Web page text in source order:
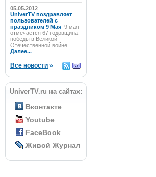
05.05.2012
UniverTV поздравляет
пользователей с
праздником 9 Мая 9 мая
отмечается 67 годовщина
победы в Великой
Отечественной войне.
Далее...
Все новости »
UniverTV.ru на сайтах:
Вконтакте
Youtube
FaceBook
Живой Журнал